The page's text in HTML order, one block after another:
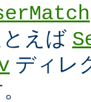
えば
ディレ